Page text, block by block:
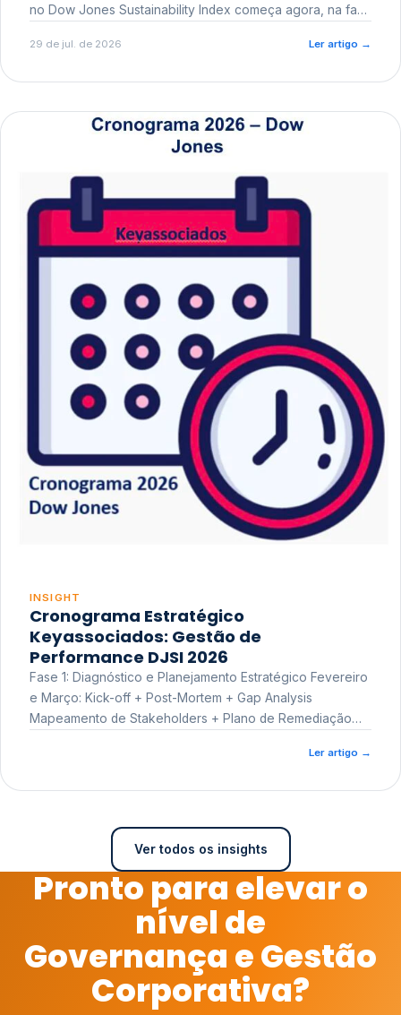
no Dow Jones Sustainability Index começa agora, na fase
29 de jul. de 2026 Ler artigo →
INSIGHT
Cronograma Estratégico
Keyassociados: Gestão de
Performance DJSI 2026
Fase 1: Diagnóstico e Planejamento Estratégico Fevereiro
e Março: Kick-off + Post-Mortem + Gap Analysis
Mapeamento de Stakeholders + Plano de Remediação
Ler artigo →
Ver todos os insights
Pronto para elevar o
nível de
Governança e Gestão
Corporativa?